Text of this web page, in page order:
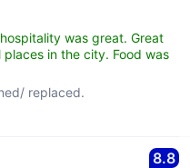
was great. Great
in the city. Food was
replaced.
8.8